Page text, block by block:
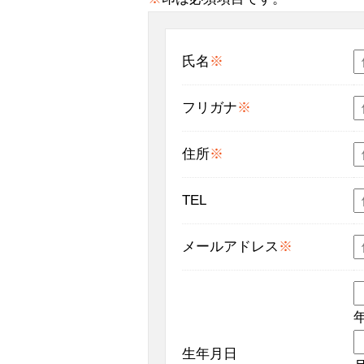
氏名 ※
フリガナ※
住所※
TEL
メールアドレス ※
生年月日